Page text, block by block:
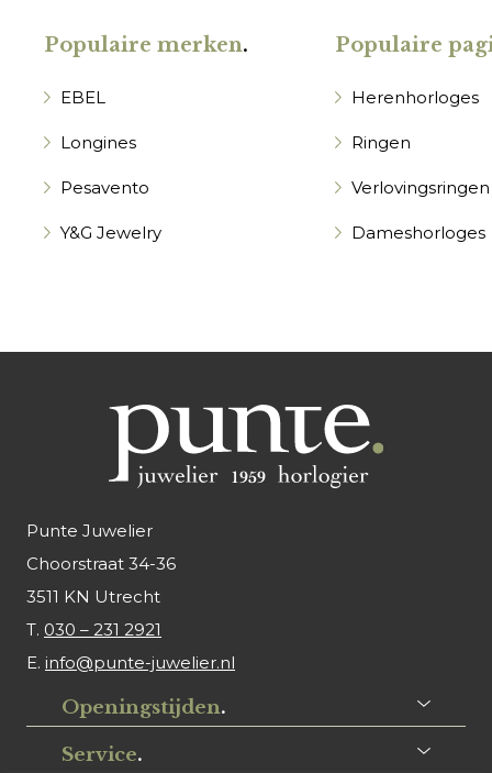
Populaire merken.
EBEL
Longines
Pesavento
Y&G Jewelry
Populaire
Herenhorloges
Ringen
Verlovingsringen
Dameshorloges
Punte Juwelier
Choorstraat 34-36
3511 KN Utrecht
T. 030 – 231 2921
E. info@punte-juwelier.nl
Openingstijden.
Service.